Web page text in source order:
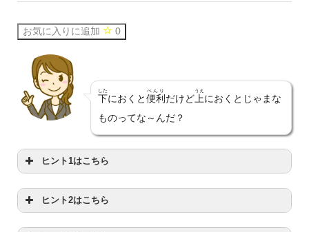
お気に入りに追加 0
下
した
におくと便利
べんり
だけど上
うえ
におくとじゃまな
ものってな～んだ？
ヒント1はこちら
ヒント2はこちら